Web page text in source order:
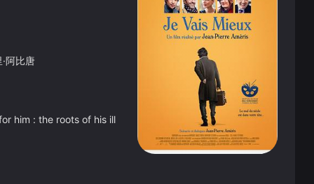
阿比唐
him : the roots of his ill